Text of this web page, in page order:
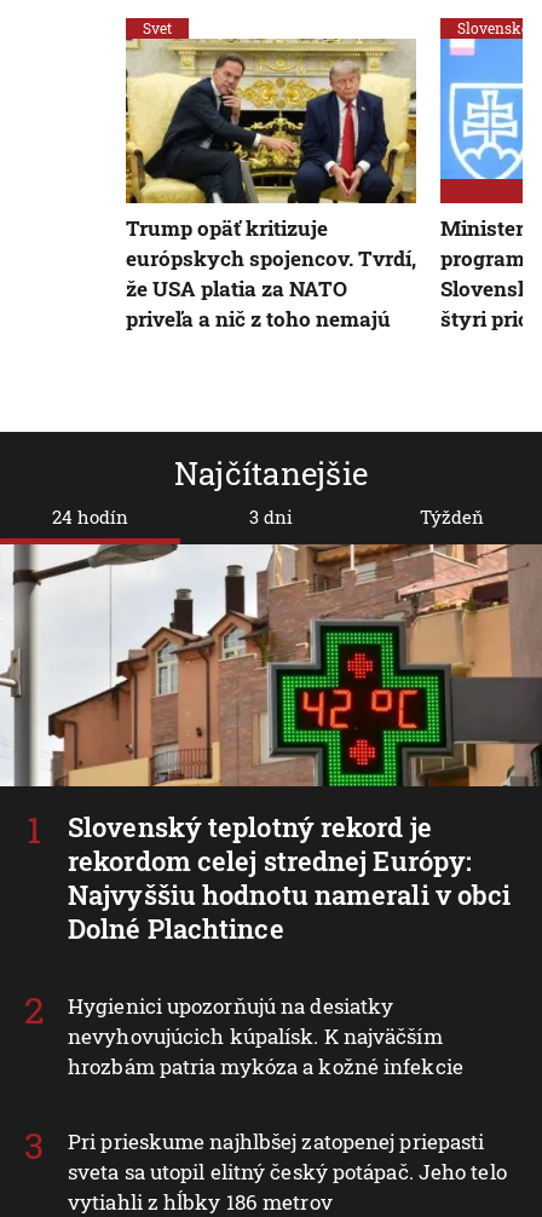
Najčítanejšie
24 hodín
Slovenský teplotný rekord je
rekordom celej strednej Európy:
Najvyššiu hodnotu namerali v obci
Dolné Plachtince
Hygienici upozorňujú na desiatky
nevyhovujúcich kúpalísk. K najväčším
hrozbám patria mykóza a kožné infekcie
Pri prieskume najhlbšej zatopenej priepasti
sveta sa utopil elitný český potápač. Jeho telo
vytiahli z hĺbky 186 metrov
3 dni Týždeň
Svet
Trump opäť kritizuje
európskych spojencov. Tvrdí,
že USA platia za NATO
priveľa a nič z toho nemajú
Slovensko
Minister
program
štyri